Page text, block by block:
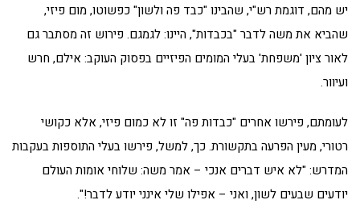
יש מהם, דוגמת רש"י, שהבינו "כבד פה ולשון" כפשוטו, מום פיזי,
שהביא את משה לדבר "בכבדות", היינו: לגמגם. פירוש זה מסתבר גם
לאור ציון 'משפחת' בעלי המומים הפיזיים בפסוק העוקב: אילם, חרש
ועיוור.
לעומתם, פירשו אחרים "כבדות פה" זו לא כמום פיזי, אלא כקושי
רטורי, מעין הפרעה בתקשורת. כך, למשל, פירשו בעלי התוספות בעקבות
המדרש: "לא איש דברים אנכי – אמר משה: שלוחי אומות העולם
יודעים שבעים לשון, ואני – אפילו שלי אינני יודע לדבר!".